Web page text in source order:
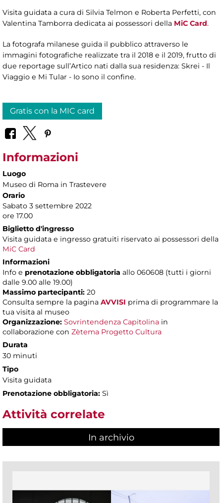
Visita guidata a cura di Silvia Telmon e Roberta Perfetti, con
Valentina Tamborra dedicata ai possessori della MiC Card.
La fotografa milanese guida il pubblico attraverso le
immagini fotografiche realizzate tra il 2018 e il 2019, frutto di
due reportage sull’Artico nati dalla sua residenza: Skrei - Il
Viaggio e Mi Tular - Io sono il confine.
Gratis con la MIC card
Informazioni
Luogo
Museo di Roma in Trastevere
Orario
Sabato 3 settembre 2022
ore 17.00
Biglietto d'ingresso
Visita guidata e ingresso gratuiti riservato ai possessori della
MiC Card
Informazioni
Info e prenotazione obbligatoria allo 060608 (tutti i giorni
dalle 9.00 alle 19.00)
Massimo partecipanti: 20
Consulta sempre la pagina AVVISI prima di programmare la
tua visita al museo
Organizzazione: Sovrintendenza Capitolina in
collaborazione con Zètema Progetto Cultura
Durata
30 minuti
Tipo
Visita guidata
Prenotazione obbligatoria: Sì
Attività correlate
In archivio